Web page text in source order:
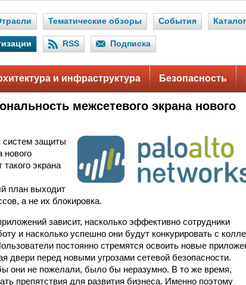
Тематические обзоры События
RSS Подписка
и инфраструктура Безопасность
межсетевого экрана нового
систем защиты
нового
экрана
план выходит
а не их блокировка.
зависит, насколько эффективно сотрудники
и насколько успешно они будут конкурировать с
постоянно стремятся освоить новые
двери перед новыми угрозами сетевой безопасности.
они не пожелали, было бы неразумно. В то же время,
препятствия для развития бизнеса. Именно поэтому